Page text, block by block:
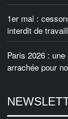
1er mai :
interdit de
Paris 2026 :
arrachée pour